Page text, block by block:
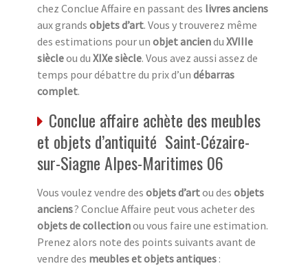
chez Conclue Affaire en passant des livres anciens
aux grands objets d’art. Vous y trouverez même
des estimations pour un objet anciendu XVIIIe
siècleou du XIXe siècle. Vous avez aussi assez de
temps pour débattre du prix d’un débarras
complet.
Conclue affaire achète des meubles
et objets d’antiquité Saint-Cézaire-
sur-Siagne Alpes-Maritimes 06
Vous voulez vendre des objets d’artou des objets
anciens? Conclue Affaire peut vous acheter des
objets de collectionou vous faire une estimation.
Prenez alors note des points suivants avant de
vendre des meubles et objets antiques :